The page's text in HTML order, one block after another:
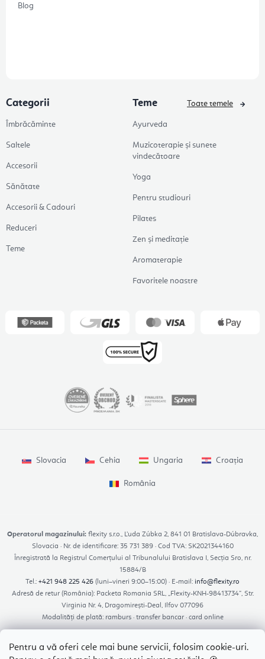
Pentru a vă oferi cele mai bune servicii, folosim cookie-uri.
Blog
Categorii
Îmbrăcăminte
Saltele
Accesorii
Sănătate
Accesorii & Cadouri
Reduceri
Teme
Teme
Ayurveda
Muzicoterapie și sunete
vindecătoare
Yoga
Pentru studiouri
Pilates
Zen și meditație
Aromaterapie
Favoritele noastre
Toate temele
Slovacia Cehia Ungaria Croația
România
Operatorul magazinului: flexity s.r.o., Ľuda Zúbka 2, 841 01 Bratislava-Dúbravka,
Slovacia · Nr. de identificare: 35 731 389 · Cod TVA: SK2021344160
Înregistrată la Registrul Comerțului al Tribunalului Bratislava I, Secția Sro, nr.
15884/B
Tel.: +421 948 225 426 (luni–vineri 9:00–15:00) · E-mail: info@flexity.ro
Adresă de retur (România): Packeta Romania SRL, „Flexity-KNH-98413734”, Str.
Virginia Nr. 4, Dragomirești-Deal, Ilfov 077096
Modalități de plată: ramburs · transfer bancar · card online